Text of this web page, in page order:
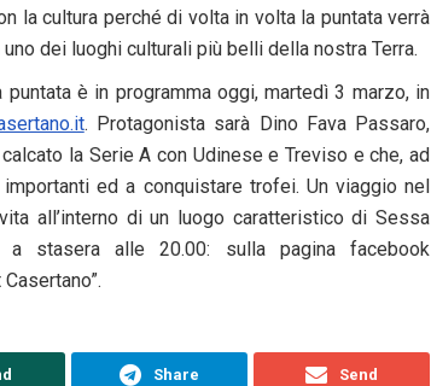
la cultura perché di volta in volta la puntata verrà
dei luoghi culturali più belli della nostra Terra.
puntata è in programma oggi, martedì 3 marzo, in
. Protagonista sarà Dino Fava Passaro,
la Serie A con Udinese e Treviso e che, ad
ed a conquistare trofei. Un viaggio nel
all’interno di un luogo caratteristico di Sessa
a stasera alle 20.00: sulla pagina facebook
Share Send